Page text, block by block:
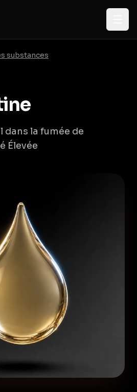
substances
dans la fumée de
Élevée